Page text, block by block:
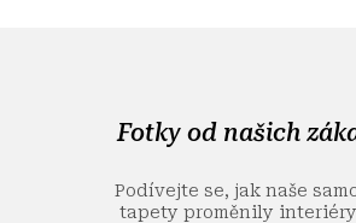
Fotky od našich
Podívejte se, jak naše
tapety proměnily